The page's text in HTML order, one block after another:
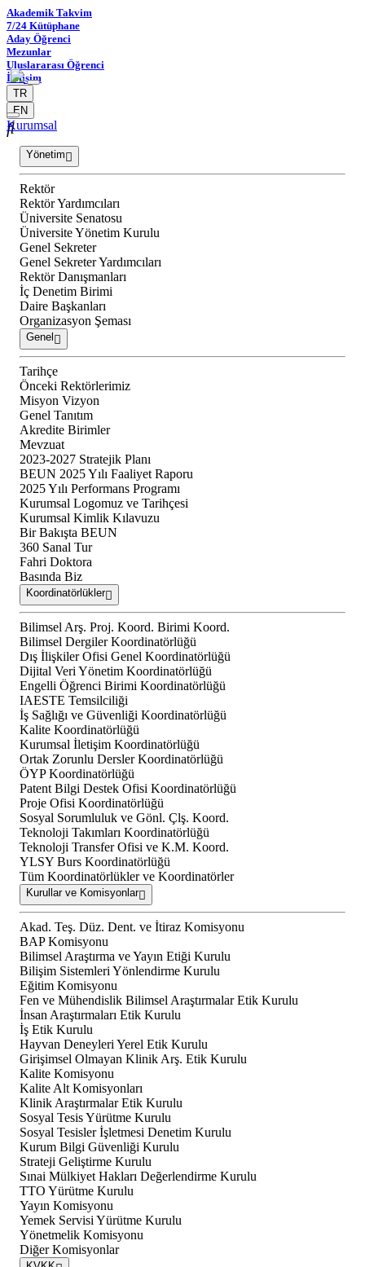
Akademik Takvim
7/24 Kütüphane
Aday Öğrenci
Mezunlar
Uluslararası Öğrenci
İletişim
TR
EN
Kurumsal
Yönetim
Rektör
Rektör Yardımcıları
Üniversite Senatosu
Üniversite Yönetim Kurulu
Genel Sekreter
Genel Sekreter Yardımcıları
Rektör Danışmanları
İç Denetim Birimi
Daire Başkanları
Organizasyon Şeması
Genel
Tarihçe
Önceki Rektörlerimiz
Misyon Vizyon
Genel Tanıtım
Akredite Birimler
Mevzuat
2023-2027 Stratejik Planı
BEUN 2025 Yılı Faaliyet Raporu
2025 Yılı Performans Programı
Kurumsal Logomuz ve Tarihçesi
Kurumsal Kimlik Kılavuzu
Bir Bakışta BEUN
360 Sanal Tur
Fahri Doktora
Basında Biz
Koordinatörlükler
Bilimsel Arş. Proj. Koord. Birimi Koord.
Bilimsel Dergiler Koordinatörlüğü
Dış İlişkiler Ofisi Genel Koordinatörlüğü
Dijital Veri Yönetim Koordinatörlüğü
Engelli Öğrenci Birimi Koordinatörlüğü
IAESTE Temsilciliği
İş Sağlığı ve Güvenliği Koordinatörlüğü
Kalite Koordinatörlüğü
Kurumsal İletişim Koordinatörlüğü
Ortak Zorunlu Dersler Koordinatörlüğü
ÖYP Koordinatörlüğü
Patent Bilgi Destek Ofisi Koordinatörlüğü
Proje Ofisi Koordinatörlüğü
Sosyal Sorumluluk ve Gönl. Çlş. Koord.
Teknoloji Takımları Koordinatörlüğü
Teknoloji Transfer Ofisi ve K.M. Koord.
YLSY Burs Koordinatörlüğü
Tüm Koordinatörlükler ve Koordinatörler
Kurullar ve Komisyonlar
Akad. Teş. Düz. Dent. ve İtiraz Komisyonu
BAP Komisyonu
Bilimsel Araştırma ve Yayın Etiği Kurulu
Bilişim Sistemleri Yönlendirme Kurulu
Eğitim Komisyonu
Fen ve Mühendislik Bilimsel Araştırmalar Etik Kurulu
İnsan Araştırmaları Etik Kurulu
İş Etik Kurulu
Hayvan Deneyleri Yerel Etik Kurulu
Girişimsel Olmayan Klinik Arş. Etik Kurulu
Kalite Komisyonu
Kalite Alt Komisyonları
Klinik Araştırmalar Etik Kurulu
Sosyal Tesis Yürütme Kurulu
Sosyal Tesisler İşletmesi Denetim Kurulu
Kurum Bilgi Güvenliği Kurulu
Strateji Geliştirme Kurulu
Sınai Mülkiyet Hakları Değerlendirme Kurulu
TTO Yürütme Kurulu
Yayın Komisyonu
Yemek Servisi Yürütme Kurulu
Yönetmelik Komisyonu
Diğer Komisyonlar